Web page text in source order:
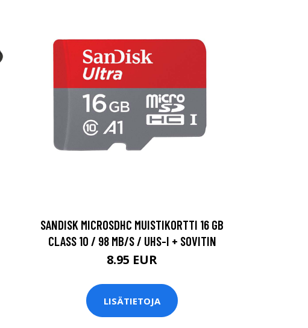
SANDISK MICROSDHC MUISTIKORTTI 16 GB
CLASS 10 / 98 MB/S / UHS-I + SOVITIN
8.95 EUR
LISÄTIETOJA